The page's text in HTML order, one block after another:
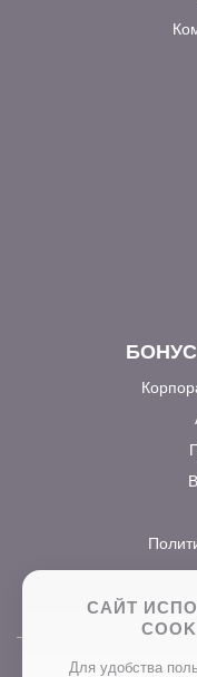
САЙТ
Для удобства